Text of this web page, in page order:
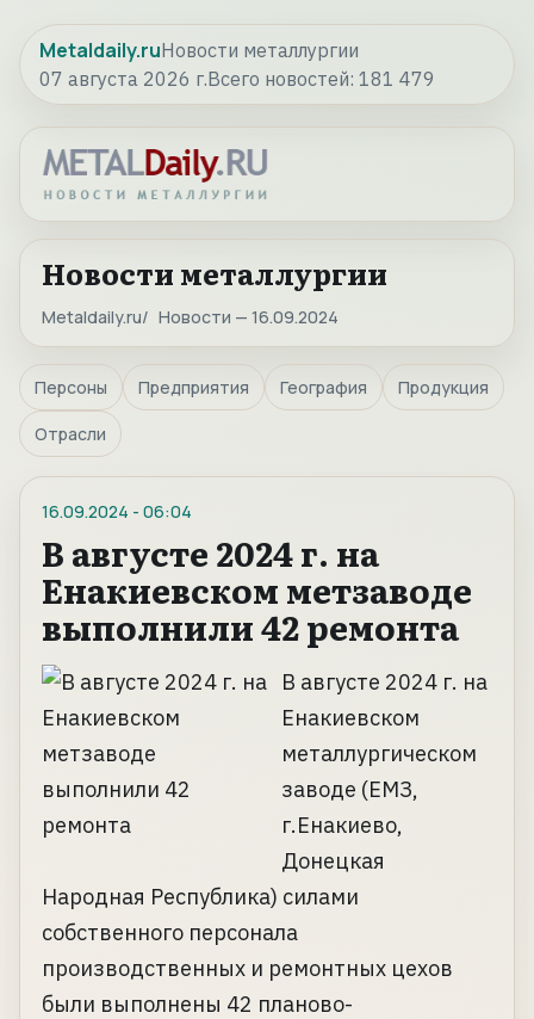
Metaldaily.ruНовости металлургии
07 августа 2026 г.Всего новостей: 181 479
Новости металлургии
Metaldaily.ru Новости — 16.09.2024
Персоны Предприятия География Продукция
Отрасли
16.09.2024 - 06:04
В августе 2024 г. на
Енакиевском метзаводе
выполнили 42 ремонта
В августе 2024 г. на
Енакиевском
металлургическом
заводе (ЕМЗ,
г.Енакиево,
Донецкая
Народная Республика) силами
собственного персонала
производственных и ремонтных цехов
были выполнены 42 планово-